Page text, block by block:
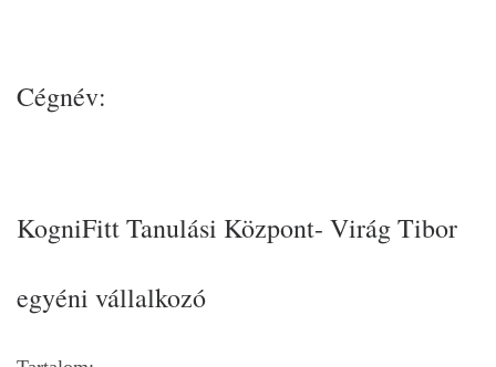
Cégnév:
KogniFitt Tanulási Központ- Virág Tibor
egyéni vállalkozó